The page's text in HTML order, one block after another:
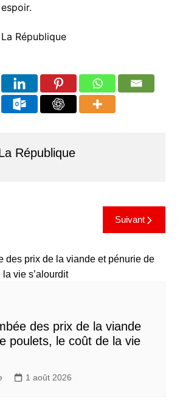
République
République
Suivant
des prix de la viande
poulets, le coût de la vie
1 août 2026